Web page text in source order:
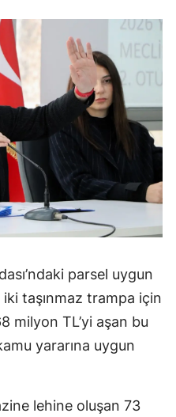
parsel uygun
taşınmaz trampa için
milyon TL’yi aşan bu
yararına uygun
lehine oluşan 73